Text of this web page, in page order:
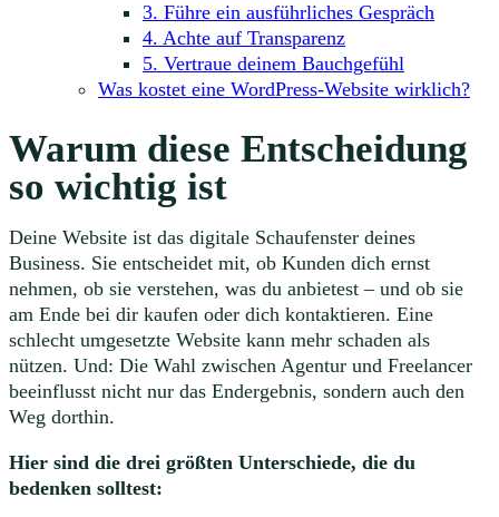
3. Führe ein ausführliches Gespräch
4. Achte auf Transparenz
5. Vertraue deinem Bauchgefühl
Was kostet eine WordPress-Website wirklich?
Warum diese Entscheidung
so wichtig ist
Deine Website ist das digitale Schaufenster deines
Business. Sie entscheidet mit, ob Kunden dich ernst
nehmen, ob sie verstehen, was du anbietest – und ob sie
am Ende bei dir kaufen oder dich kontaktieren. Eine
schlecht umgesetzte Website kann mehr schaden als
nützen. Und: Die Wahl zwischen Agentur und Freelancer
beeinflusst nicht nur das Endergebnis, sondern auch den
Weg dorthin.
Hier sind die drei größten Unterschiede, die du
bedenken solltest: